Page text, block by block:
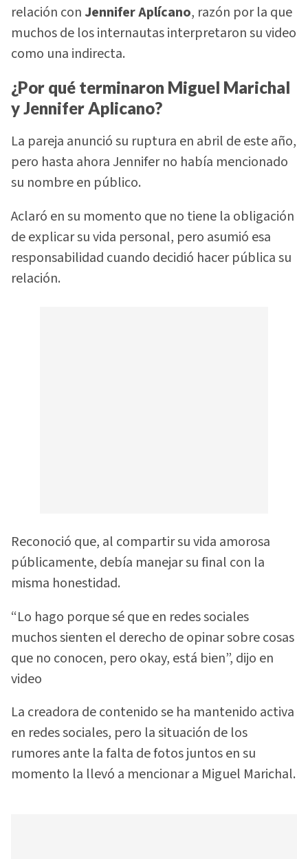
relación conJennifer Aplícano, razón por la que
muchos de los internautas interpretaron su video
como una indirecta.
¿Por qué terminaron Miguel Marichal
y Jennifer Aplicano?
La pareja anunció su ruptura en abril de este año,
pero hasta ahora Jennifer no había mencionado
su nombre en público.
Aclaró en su momento que no tiene la obligación
de explicar su vida personal, pero asumió esa
responsabilidad cuando decidió hacer pública su
relación.
Reconoció que, al compartir su vida amorosa
públicamente, debía manejar su final con la
misma honestidad.
“Lo hago porque sé que en redes sociales
muchos sienten el derecho de opinar sobre cosas
que no conocen, pero okay, está bien”, dijo en
video
La creadora de contenido se ha mantenido activa
en redes sociales, pero la situación de los
rumores ante la falta de fotos juntos en su
momento la llevó a mencionar a Miguel Marichal.